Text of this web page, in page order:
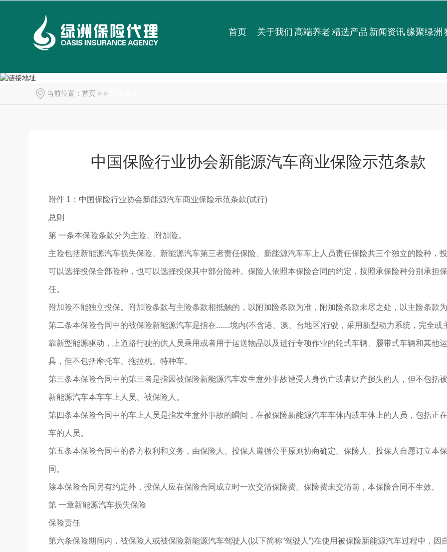
首页 关于我们 高端养老精选产品 新闻资讯缘聚绿洲
当前位置： 首页 > >
中国保险行业协会新能源汽车商业保险示范条款
附件 1：中国保险行业协会新能源汽车商业保险示范条款(试行)
总则
第 一条本保险条款分为主险、附加险。
主险包括新能源汽车损失保险、新能源汽车第三者责任保险、新能源汽车车上人员责任保险共三个独立的险种，
可以选择投保全部险种，也可以选择投保其中部分险种。保险人依照本保险合同的约定，按照承保险种分别承担
任。
附加险不能独立投保。附加险条款与主险条款相抵触的，以附加险条款为准，附加险条款未尽之处，以主险条款
第二条本保险合同中的被保险新能源汽车是指在.......境内(不含港、澳、台地区)行驶，采用新型动力系统，完全或
靠新型能源驱动，上道路行驶的供人员乘用或者用于运送物品以及进行专项作业的轮式车辆、履带式车辆和其他
具，但不包括摩托车、拖拉机、特种车。
第三条本保险合同中的第三者是指因被保险新能源汽车发生意外事故遭受人身伤亡或者财产损失的人，但不包括
新能源汽车本车车上人员、被保险人。
第四条本保险合同中的车上人员是指发生意外事故的瞬间，在被保险新能源汽车车体内或车体上的人员，包括正
车的人员。
第五条本保险合同中的各方权利和义务，由保险人、投保人遵循公平原则协商确定。保险人、投保人自愿订立本
同。
除本保险合同另有约定外，投保人应在保险合同成立时一次交清保险费。保险费未交清前，本保险合同不生效。
第 一章新能源汽车损失保险
保险责任
第六条保险期间内，被保险人或被保险新能源汽车驾驶人(以下简称“驾驶人”)在使用被保险新能源汽车过程中，因